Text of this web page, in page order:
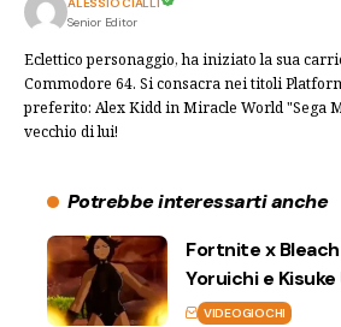
Senior Editor
Eclettico personaggio, ha iniziato la sua
Commodore 64. Si consacra nei titoli
preferito: Alex Kidd in Miracle World "Sega
vecchio di lui!
Potrebbe interessarti anche
Fortnite x
Yoruichi e Kisuke
VIDEOGIOCHI